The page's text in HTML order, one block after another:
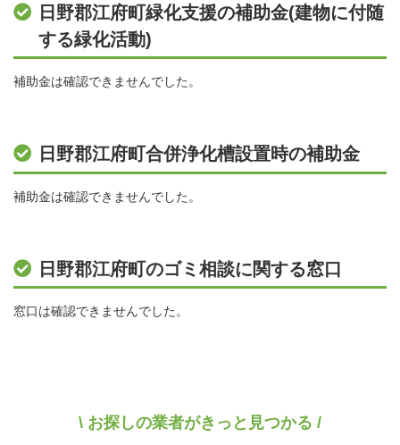
日野郡江府町緑化支援の補助金(建物に付随
する緑化活動)
補助金は確認できませんでした。
日野郡江府町合併浄化槽設置時の補助金
補助金は確認できませんでした。
日野郡江府町のゴミ相談に関する窓口
窓口は確認できませんでした。
\ お探しの業者がきっと見つかる /